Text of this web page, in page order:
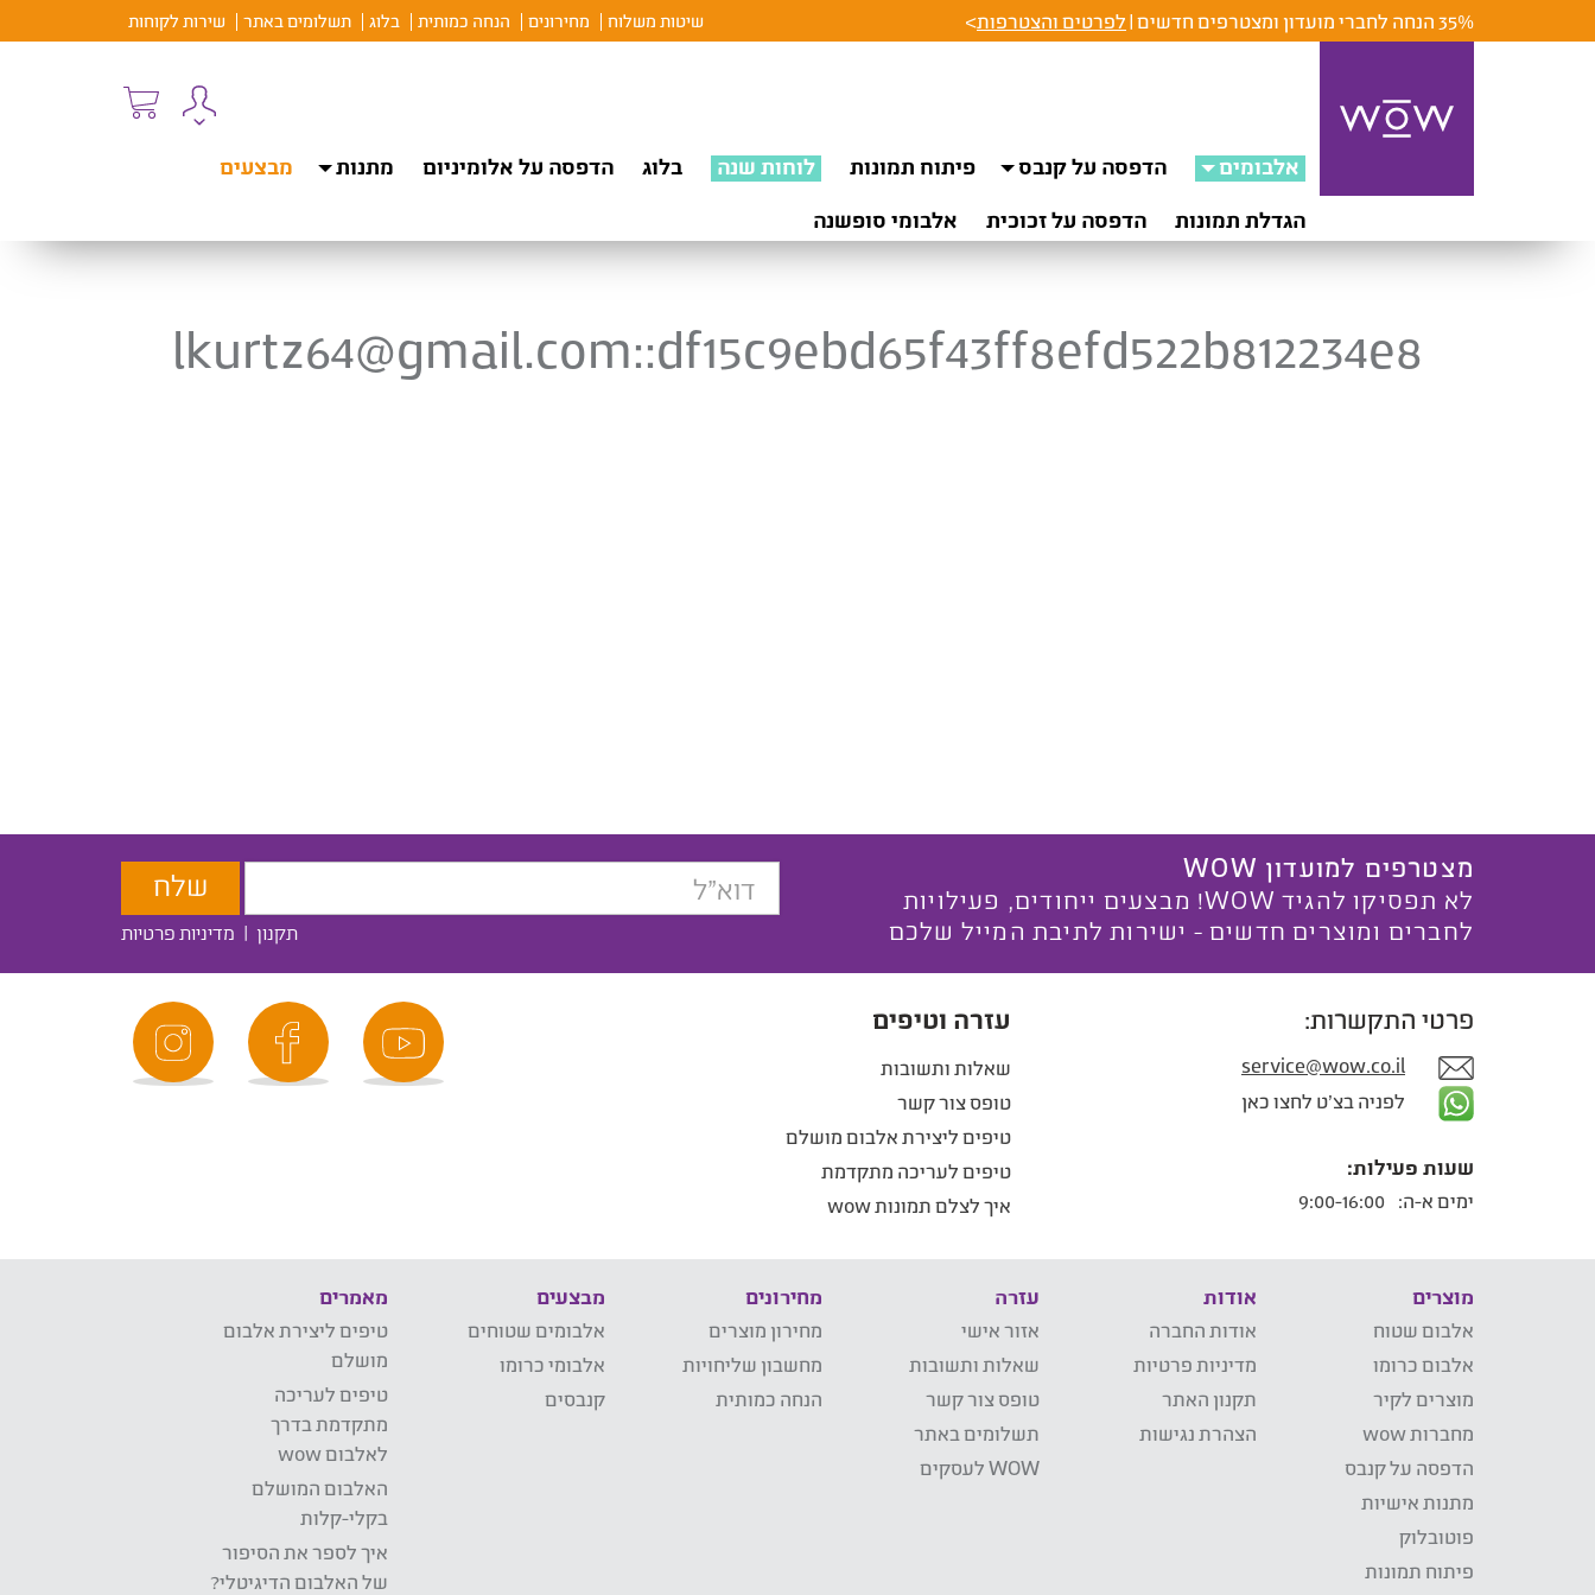
35% הנחה לחברי מועדון ומצטרפים חדשים | לפרטים והצטרפות> שיטות משלוח מחירונים הנחה כמותית בלוג תשלומים באתר שירות לקוחות
אלבומים הדפסה על קנבס פיתוח תמונות לוחות שנה בלוג הדפסה על אלומיניום מתנות
מבצעים
הגדלת תמונות
הדפסה על זכוכית אלבומי סופשנה
lkurtz64@gmail.com::df15c9ebd65f43ff8efd522b812234e8
מצטרפים למועדון WOW
לא תפסיקו להגיד WOW! מבצעים ייחודים, פעילויות
לחברים ומוצרים חדשים - ישירות לתיבת המייל שלכם
תקנון | מדיניות פרטיות
פרטי התקשרות:
service@wow.co.il
לפניה בצ'ט לחצו כאן
שעות פעילות:
ימים א-ה:
עזרה וטיפים
שאלות ותשובות
טופס צור קשר
טיפים ליצירת אלבום מושלם
טיפים לעריכה מתקדמת
איך לצלם תמונות wow
מוצרים
אלבום שטוח
אלבום כרומו
מוצרים לקיר
מחברות wow
הדפסה על קנבס
מתנות אישיות
פוטובלוק
פיתוח תמונות
אודות
אודות החברה
מדיניות פרטיות
תקנון האתר
הצהרת נגישות
עזרה
אזור אישי
שאלות ותשובות
טופס צור קשר
תשלומים באתר
WOW לעסקים
מחירונים
מחירון מוצרים
מחשבון שליחויות
הנחה כמותית
מבצעים
אלבומים שטוחים
אלבומי כרומו
קנבסים
מאמרים
טיפים ליצירת אלבום
מושלם
טיפים לעריכה
מתקדמת בדרך
לאלבום wow
האלבום המושלם
בקלי-קלות
איך לספר את הסיפור
של האלבום הדיגיטלי?